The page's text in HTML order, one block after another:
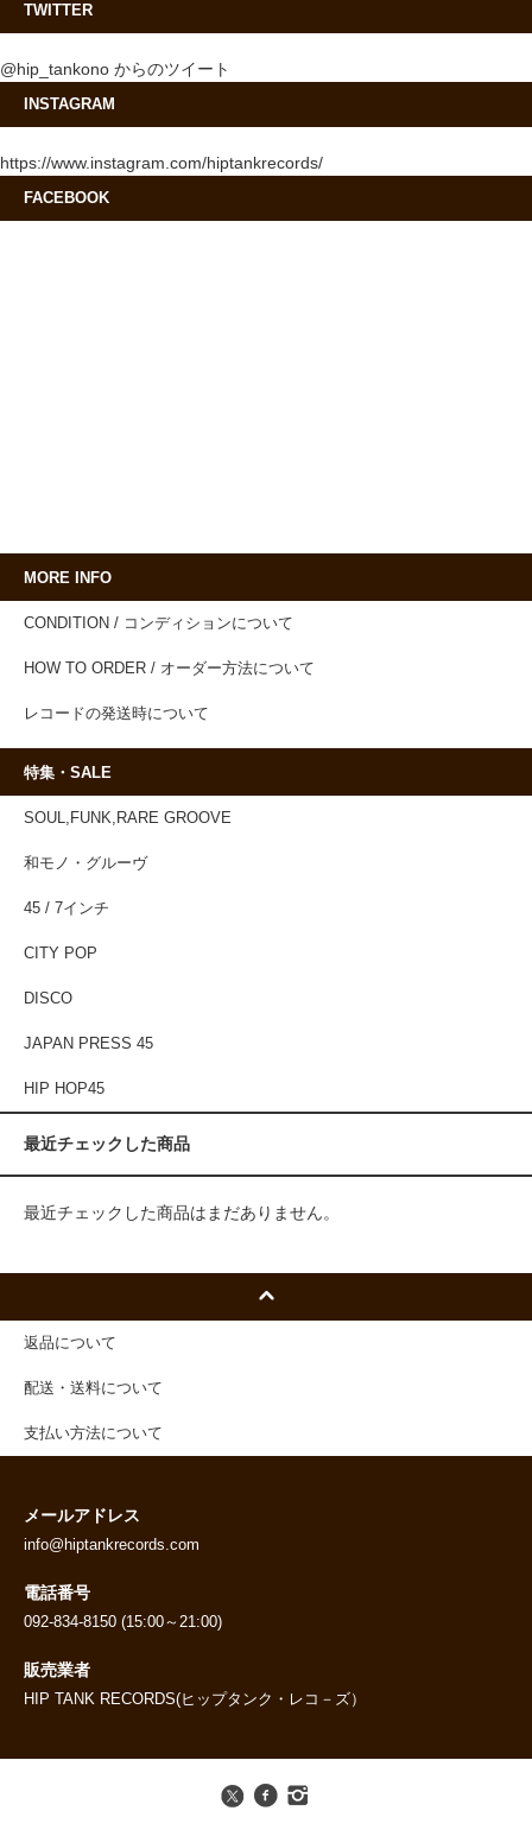
TWITTER
@hip_tankono からのツイート
INSTAGRAM
https://www.instagram.com/hiptankrecords/
FACEBOOK
MORE INFO
CONDITION / コンディションについて
HOW TO ORDER / オーダー方法について
レコードの発送時について
特集・SALE
SOUL,FUNK,RARE GROOVE
和モノ・グルーヴ
45 / 7インチ
CITY POP
DISCO
JAPAN PRESS 45
HIP HOP45
最近チェックした商品
最近チェックした商品はまだありません。
返品について
配送・送料について
支払い方法について
メールアドレス
info@hiptankrecords.com
電話番号
092-834-8150 (15:00～21:00)
販売業者
HIP TANK RECORDS(ヒップタンク・レコ－ズ）